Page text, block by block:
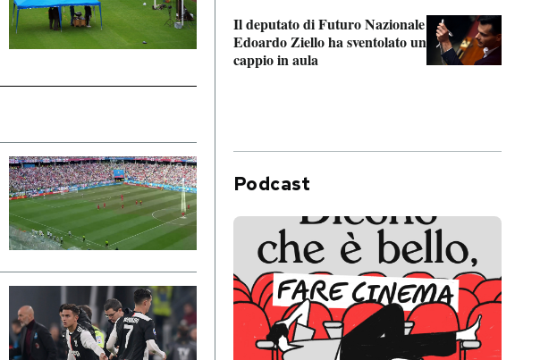
Il deputato di Futuro Nazionale
Edoardo Ziello ha sventolato un
cappio in aula
Podcast